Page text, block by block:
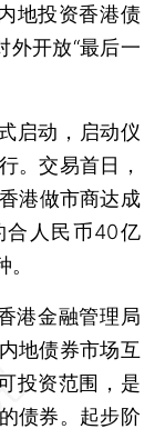
地投资香港债
外开放“最后一
启动，启动仪
。交易首日，
港做市商达成
合人民币40亿
港金融管理局
地债券市场互
投资范围，是
债券。起步阶